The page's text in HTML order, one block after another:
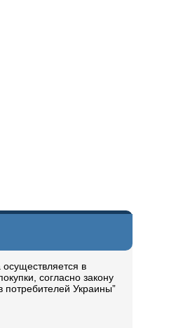
в
согласно закону
Украины”